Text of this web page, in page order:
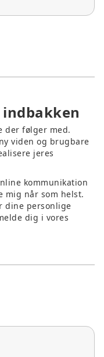
Læg også vægt
der følger med.
viden og brugbare
jeres
kommunikation
mig når som helst.
dine personlige
dig i vores